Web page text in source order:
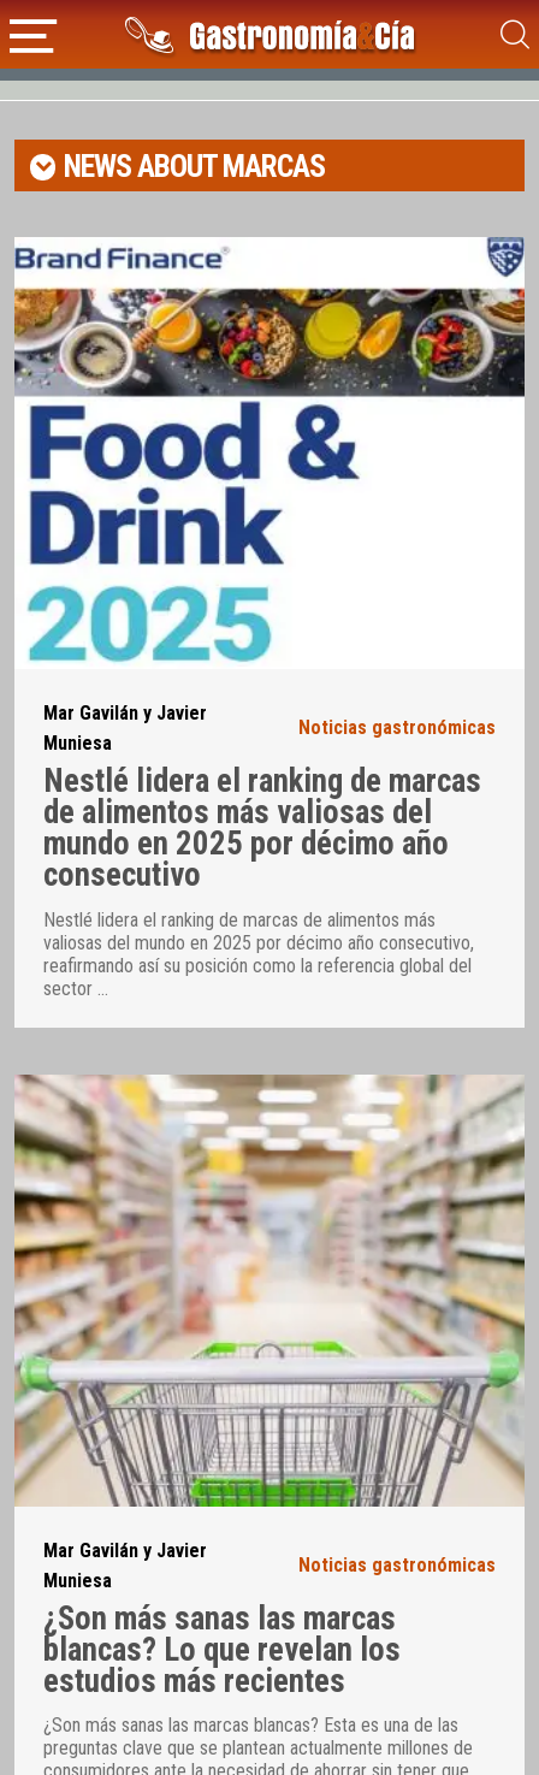
NEWS ABOUTMARCAS
Mar Gavilán y Javier
Muniesa
Noticias gastronómicas
Nestlé lidera el ranking de marcas
de alimentos más valiosas del
mundo en 2025 por décimo año
consecutivo
Nestlé lidera el ranking de marcas de alimentos más
valiosas del mundo en 2025 por décimo año consecutivo,
reafirmando así su posición como la referencia global del
sector
Mar Gavilán y Javier
Muniesa
Noticias gastronómicas
¿Son más sanas las marcas
blancas? Lo que revelan los
estudios más recientes
¿Son más sanas las marcas blancas? Esta es una de las
preguntas clave que se plantean actualmente millones de